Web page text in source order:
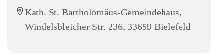
Kath. St. Bartholomäus-Gemeindehaus,
Windelsbleicher Str. 236, 33659 Bielefeld